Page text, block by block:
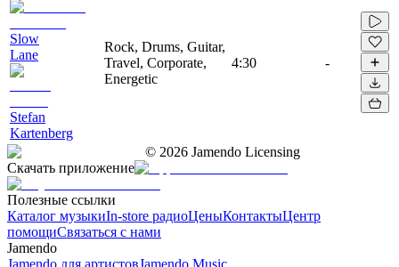
Slow
Lane
Stefan
Kartenberg
Rock, Drums, Guitar,
Travel, Corporate,
Energetic
4:30 -
© 2026 Jamendo Licensing
Скачать приложение
Полезные ссылки
Каталог музыкиIn-store радиоЦеныКонтактыЦентр
помощиСвязаться с нами
Jamendo
Jamendo для артистовJamendo Music